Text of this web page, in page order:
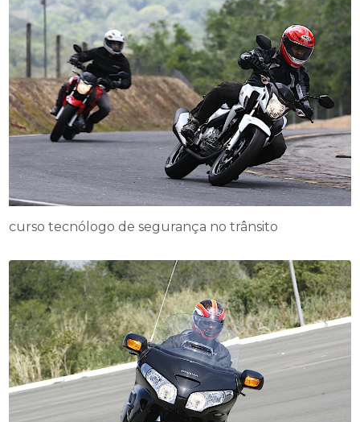
curso tecnólogo de segurança no trânsito